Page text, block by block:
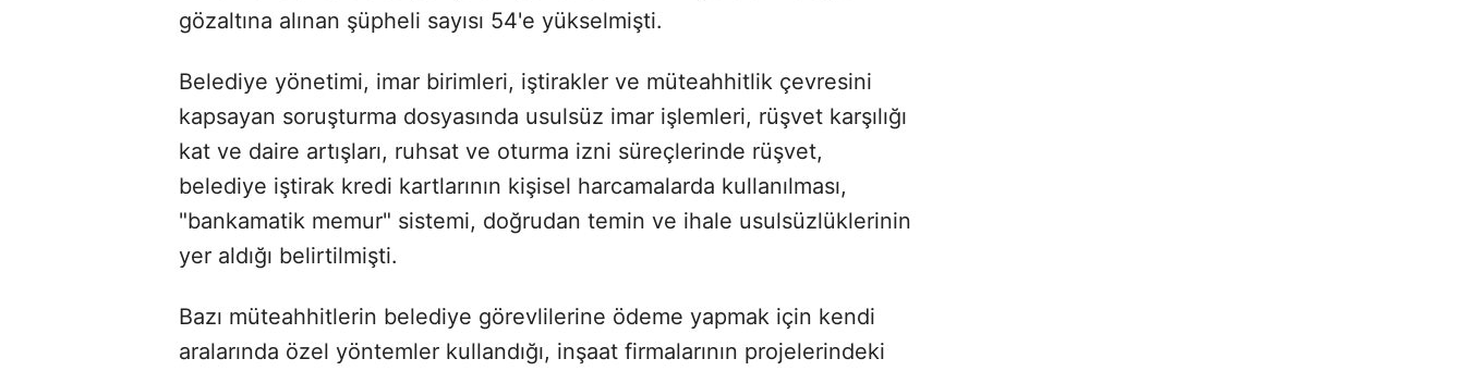
gözaltına alınan şüpheli sayısı 54'e yükselmişti.
Belediye yönetimi, imar birimleri, iştirakler ve müteahhitlik çevresini
kapsayan soruşturma dosyasında usulsüz imar işlemleri, rüşvet karşılığı
kat ve daire artışları, ruhsat ve oturma izni süreçlerinde rüşvet,
belediye iştirak kredi kartlarının kişisel harcamalarda kullanılması,
"bankamatik memur" sistemi, doğrudan temin ve ihale usulsüzlüklerinin
yer aldığı belirtilmişti.
Bazı müteahhitlerin belediye görevlilerine ödeme yapmak için kendi
aralarında özel yöntemler kullandığı, inşaat firmalarının projelerindeki